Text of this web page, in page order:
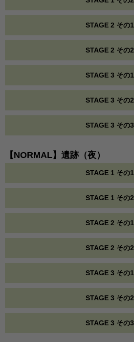
STAGE 2 その1
STAGE 2 その2
STAGE 3 その1
STAGE 3 その2
STAGE 3 その3
【NORMAL】遺跡（夜）
STAGE 1 その1
STAGE 1 その2
STAGE 2 その1
STAGE 2 その2
STAGE 3 その1
STAGE 3 その2
STAGE 3 その3